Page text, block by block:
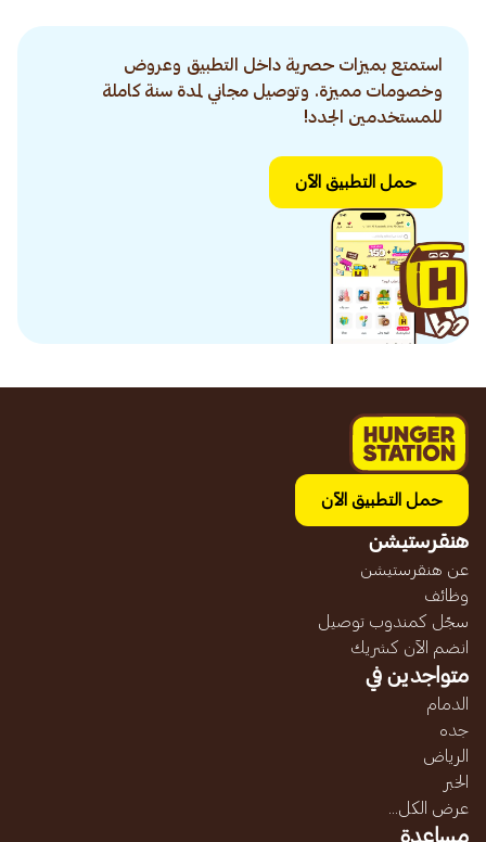
استمتع بميزات حصرية داخل التطبيق وعروض
وخصومات مميزة. وتوصيل مجاني لمدة سنة كاملة
للمستخدمين الجدد!
حمل التطبيق الآن
حمل التطبيق الآن
هنقرستيشن
عن هنقرستيشن
وظائف
سجّل كمندوب توصيل
انضم الآن كشريك
متواجدين في
الدمام
جده
الرياض
الخبر
عرض الكل...
مساعدة